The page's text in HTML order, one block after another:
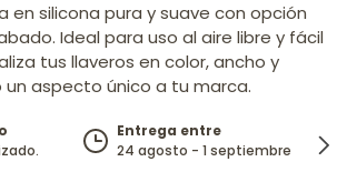
en silicona pura y suave con opción
Ideal para uso al aire libre y fácil
tus llaveros en color, ancho y
aspecto único a tu marca.
Entrega entre
24 agosto - 1 septiembre